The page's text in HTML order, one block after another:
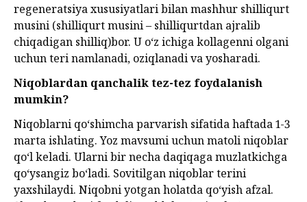
regeneratsiya xususiyatlari bilan mashhur shilliqurt
musini (shilliqurt musini – shilliqurtdan ajralib
chiqadigan shilliq)bor. U o‘z ichiga kollagenni olgani
uchun teri namlanadi, oziqlanadi va yosharadi.
Niqoblardan qanchalik tez-tez foydalanish
mumkin?
Niqoblarni qo‘shimcha parvarish sifatida haftada 1-3
marta ishlating. Yoz mavsumi uchun matoli niqoblar
qo‘l keladi. Ularni bir necha daqiqaga muzlatkichga
qo‘ysangiz bo‘ladi. Sovitilgan niqoblar terini
yaxshilaydi. Niqobni yotgan holatda qo‘yish afzal.